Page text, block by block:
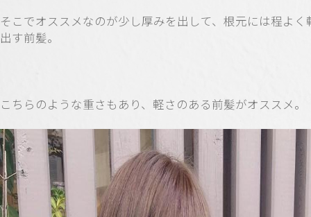
そこでオススメなのが少し厚みを出して、根元には程よく
出す前髪。
こちらのような重さもあり、軽さのある前髪がオススメ。